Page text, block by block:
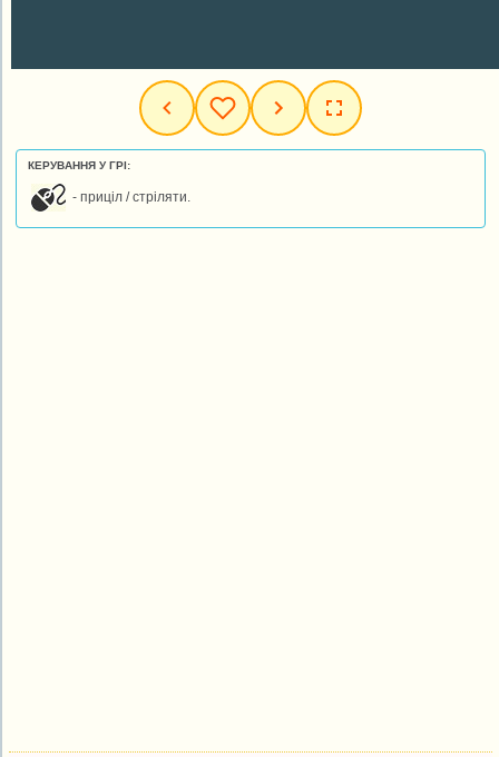
КЕРУВАННЯ У ГРІ:
- приціл / стріляти.